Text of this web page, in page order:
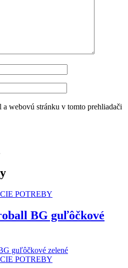
webovú stránku v tomto prehliadači
POTREBY
BG guľôčkové
POTREBY